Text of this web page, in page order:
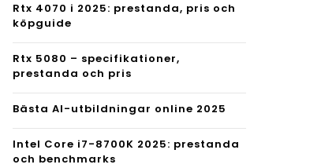
Rtx 4070 i 2025: prestanda, pris och
köpguide
Rtx 5080 – specifikationer,
prestanda och pris
Bästa AI-utbildningar online 2025
Intel Core i7-8700K 2025: prestanda
och benchmarks